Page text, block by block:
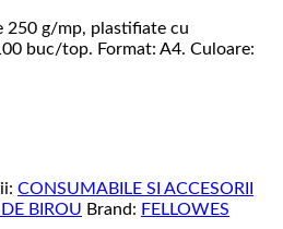
250 g/mp, plastifiate cu
buc/top. Format: A4. Culoare:
CONSUMABILE SI ACCESORII
BIROU Brand: FELLOWES